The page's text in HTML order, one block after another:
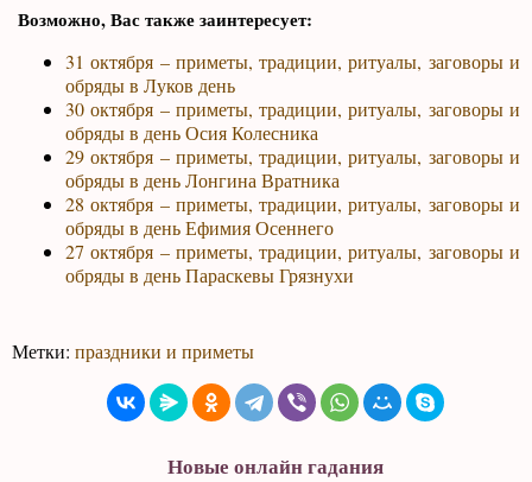
Возможно, Вас также заинтересует:
31 октября – приметы, традиции, ритуалы, заговоры и
обряды в Луков день
30 октября – приметы, традиции, ритуалы, заговоры и
обряды в день Осия Колесника
29 октября – приметы, традиции, ритуалы, заговоры и
обряды в день Лонгина Вратника
28 октября – приметы, традиции, ритуалы, заговоры и
обряды в день Ефимия Осеннего
27 октября – приметы, традиции, ритуалы, заговоры и
обряды в день Параскевы Грязнухи
Метки:праздники и приметы
Новые онлайн гадания